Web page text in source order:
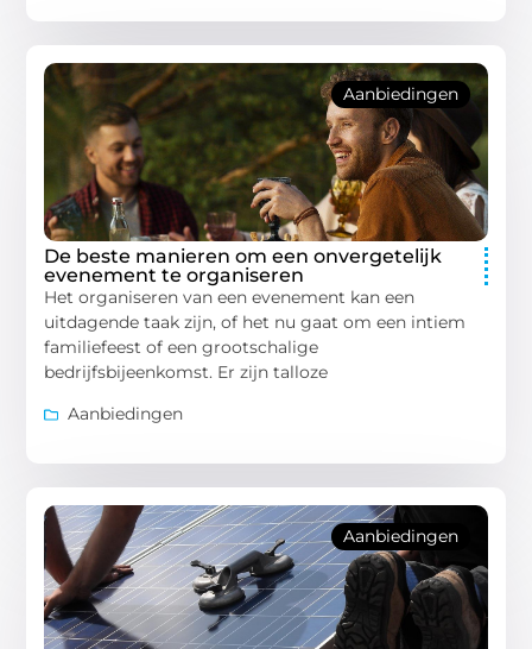
Aanbiedingen
De beste manieren om een onvergetelijk
evenement te organiseren
Het organiseren van een evenement kan een
uitdagende taak zijn, of het nu gaat om een intiem
familiefeest of een grootschalige
bedrijfsbijeenkomst. Er zijn talloze
Aanbiedingen
Aanbiedingen